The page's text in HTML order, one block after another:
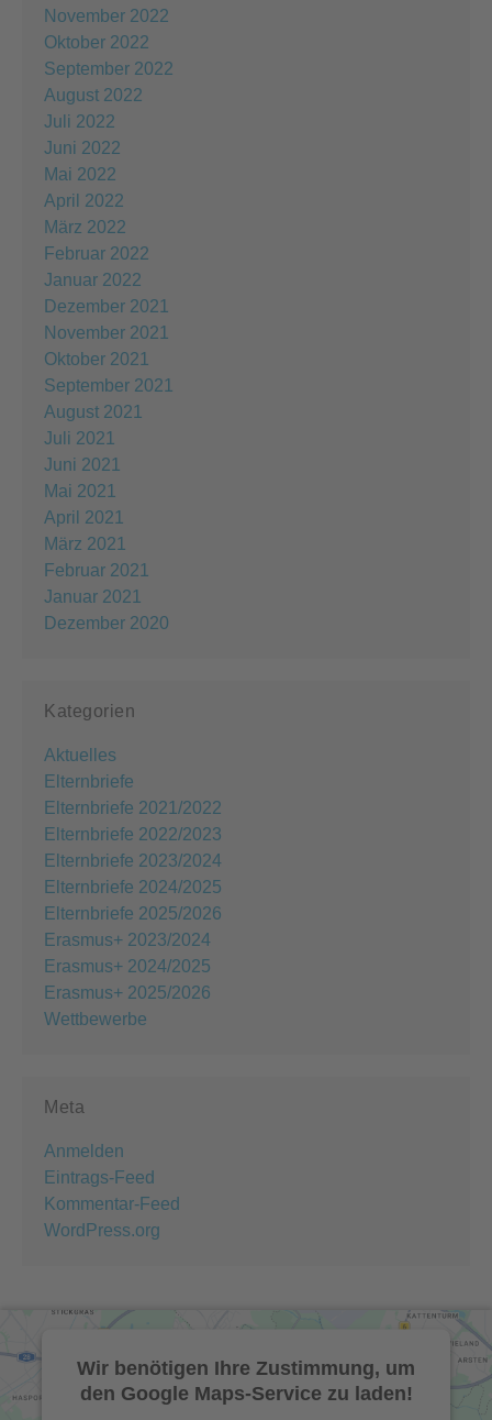
November 2022
Oktober 2022
September 2022
August 2022
Juli 2022
Juni 2022
Mai 2022
April 2022
März 2022
Februar 2022
Januar 2022
Dezember 2021
November 2021
Oktober 2021
September 2021
August 2021
Juli 2021
Juni 2021
Mai 2021
April 2021
März 2021
Februar 2021
Januar 2021
Dezember 2020
Kategorien
Aktuelles
Elternbriefe
Elternbriefe 2021/2022
Elternbriefe 2022/2023
Elternbriefe 2023/2024
Elternbriefe 2024/2025
Elternbriefe 2025/2026
Erasmus+ 2023/2024
Erasmus+ 2024/2025
Erasmus+ 2025/2026
Wettbewerbe
Meta
Anmelden
Eintrags-Feed
Kommentar-Feed
WordPress.org
Wir benötigen Ihre Zustimmung, um
den Google Maps-Service zu laden!